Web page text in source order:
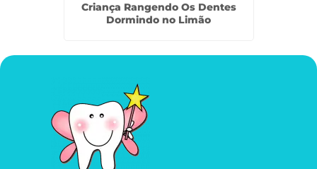
Criança Rangendo Os Dentes
Dormindo no Limão